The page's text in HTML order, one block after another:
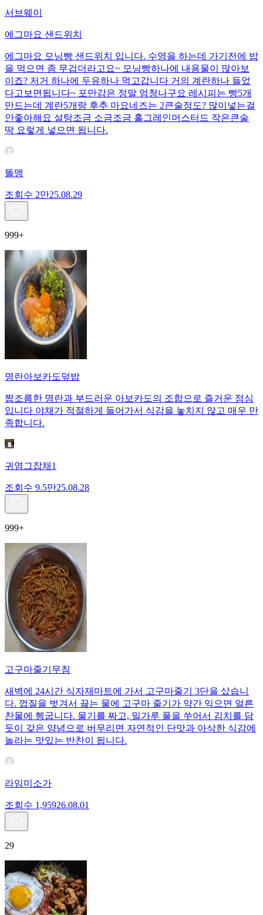
서브웨이
에그마요 샌드위치
에그마요 모닝빵 샌드위치 입니다. 수영을 하는데 가기전에 밥
을 먹으면 좀 무겁더라고요~ 모닝빵하나에 내용물이 많아보
이죠? 저거 하나에 두유하나 먹고갑니다 거의 계란하나 들었
다고보면됩니다~ 포만감은 정말 엄청나구요 레시피는 빵5개
만드는데 계란5개랑 후추 마요네즈는 2큰술정도? 많이넣는걸
안좋아해요 설탕조금 소금조금 홀그레인머스터드 작은큰술
딱 요렇게 넣으면 됩니다.
똘맹
조회수 2만25.08.29
999+
명란아보카도덮밥
짭조름한 명란과 부드러운 아보카도의 조합으로 즐거운 점심
입니다 야채가 적절하게 들어가서 식감을 놓치지 않고 매우 만
족합니다.
귀염그잡채1
조회수 9.5만25.08.28
999+
고구마줄기무침
새벽에 24시간 식자재마트에 가서 고구마줄기 3단을 샀습니
다. 껍질을 벗겨서 끓는 물에 고구마 줄기가 약간 익으면 얼른
찬물에 헹굽니다. 물기를 짜고, 밀가루 풀을 쑤어서 김치를 담
듯이 갖은 양념으로 버무리면 자연적인 단맛과 아삭한 식감에
놀라는 맛있는 반찬이 됩니다.
라임미소가
조회수 1,95926.08.01
29